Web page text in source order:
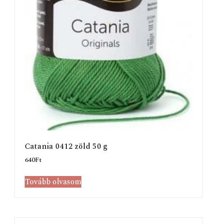
Catania 0412 zöld 50 g
640Ft
Tovább olvasom